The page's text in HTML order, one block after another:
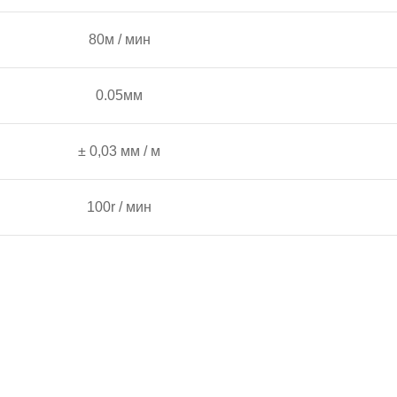
80м / мин
0.05мм
± 0,03 мм / м
100r / мин